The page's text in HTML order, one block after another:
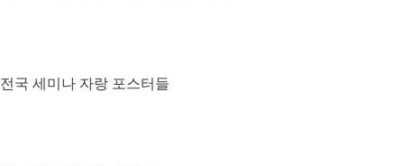
전국 세미나 자랑 포스터들